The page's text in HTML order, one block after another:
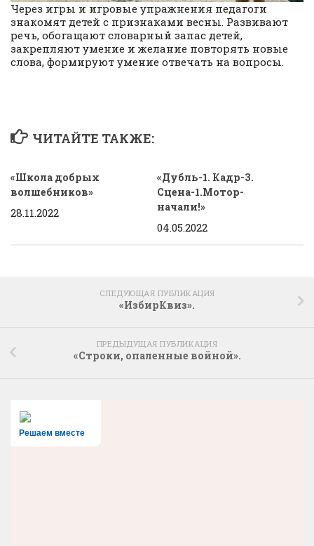
Через игры и игровые упражнения педагоги
знакомят детей с признаками весны. Развивают
речь, обогащают словарный запас детей,
закрепляют умение и желание повторять новые
слова, формируют умение отвечать на вопросы.
ЧИТАЙТЕ ТАКЖЕ:
«Школа добрых
волшебников»
28.11.2022
«Дубль-1. Кадр-3.
Сцена-1.Мотор-
начали!»
04.05.2022
СЛЕДУЮЩАЯ ПУБЛИКАЦИЯ
«ИзбирКвиз».
ПРЕДЫДУЩАЯ ПУБЛИКАЦИЯ
«Строки, опаленные войной».
Решаем вместе